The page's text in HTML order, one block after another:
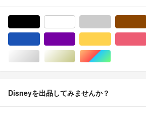
シルバー/銀色系ゴールド/金色系マルチカラー
Disneyを出品してみませんか？